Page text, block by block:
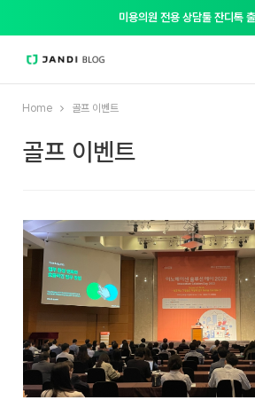
미용의원 전용 상담툴 잔디톡
Home 골프 이벤트
골프 이벤트